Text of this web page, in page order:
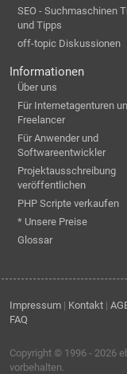
SEO - Suchmaschinen
und Tipps
off-topic Diskussionen
Informationen
Über uns
Für Internetagenturen
Freelancer
Für Anwender und
Softwareentwickler
Projektausschreibung
veröffentlichen
PHP Scripte verkaufen
* Unsere Preise
Glossar
Impressum | Kontakt |
FAQ
Copyright © 1996 - 2026
vorbehalten.